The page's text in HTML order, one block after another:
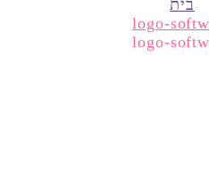
בית
logo-
logo-